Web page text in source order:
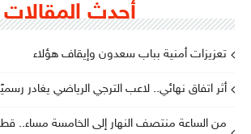
أحدث المقالات
تعزيزات أمنية بباب سعدون وإيقاف هؤلاء
أثر اتفاق نهائي.. لاعب الترجي الرياضي يغادر
من الساعة منتصف النهار إلى الخامسة مساء..